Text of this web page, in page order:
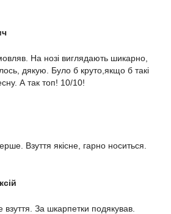
На нозі виглядають шикарно,
дякую. Було б круто,якщо б такі
А так топ! 10/10!
Взуття якісне, гарно носиться.
взуття. За шкарпетки подякував.